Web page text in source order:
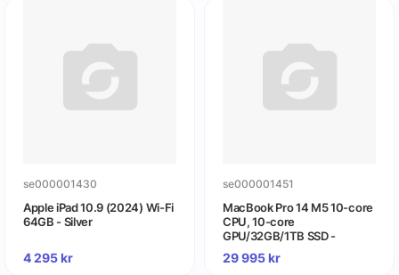
se000001430
Apple iPad 10.9 (2024) Wi-Fi
64GB - Silver
4 295kr
se000001451
MacBook Pro 14 M5 10-core
CPU, 10-core
GPU/32GB/1TB SSD -
Rymdsvart
29 995kr